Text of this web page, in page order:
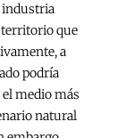
industria
que
a
podría
medio más
natural